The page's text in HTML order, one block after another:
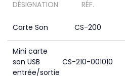
DÉSIGNATION RÉF.
Carte Son CS-200
Mini carte
son USB
entrée/sortie
CS-210-001010